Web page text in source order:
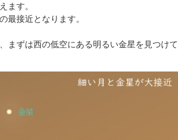
ます。
最接近となります。
まずは西の低空にある明るい金星を見つけて